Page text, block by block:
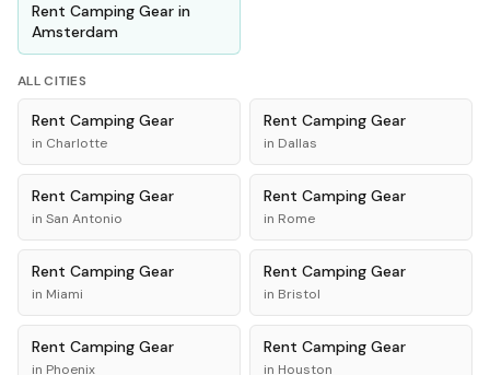
Rent Camping Gear in
Amsterdam
ALL CITIES
Rent Camping Gear
in Charlotte
Rent Camping Gear
in Dallas
Rent Camping Gear
in San Antonio
Rent Camping Gear
in Rome
Rent Camping Gear
in Miami
Rent Camping Gear
in Bristol
Rent Camping Gear
in Phoenix
Rent Camping Gear
in Houston